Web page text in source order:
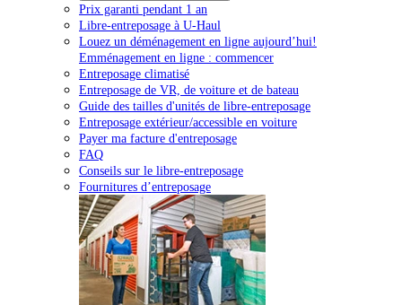
Prix garanti pendant 1 an
Libre-entreposage à U-Haul
Louez un déménagement en ligne aujourd’hui!
Emménagement en ligne : commencer
Entreposage climatisé
Entreposage de VR, de voiture et de bateau
Guide des tailles d'unités de libre-entreposage
Entreposage extérieur/accessible en voiture
Payer ma facture d'entreposage
FAQ
Conseils sur le libre-entreposage
Fournitures d’entreposage